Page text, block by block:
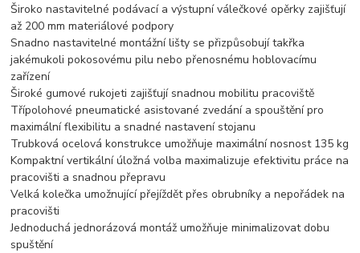
Široko nastavitelné podávací a výstupní válečkové opěrky zajišťují
až 200 mm materiálové podpory
Snadno nastavitelné montážní lišty se přizpůsobují takřka
jakémukoli pokosovému pilu nebo přenosnému hoblovacímu
zařízení
Široké gumové rukojeti zajišťují snadnou mobilitu pracoviště
Třípolohové pneumatické asistované zvedání a spouštění pro
maximální flexibilitu a snadné nastavení stojanu
Trubková ocelová konstrukce umožňuje maximální nosnost 135 kg
Kompaktní vertikální úložná volba maximalizuje efektivitu práce na
pracovišti a snadnou přepravu
Velká kolečka umožnující přejíždět přes obrubníky a nepořádek na
pracovišti
Jednoduchá jednorázová montáž umožňuje minimalizovat dobu
spuštění